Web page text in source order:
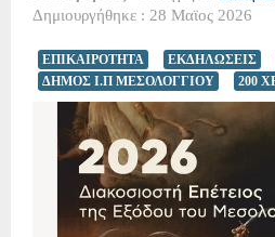
Δημιουργήθηκε : 28 Μαϊος 2026
ΕΠΙΚΑΙΡΟΤΗΤΑ ΕΚΔΗΛΩΣΕΙΣ
ΔΗΜΟΣ Ι.Π ΜΕΣΟΛΟΓΓΙΟΥ
200